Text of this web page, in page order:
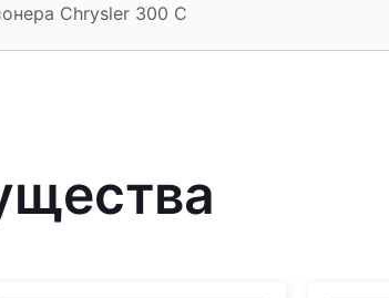
Chrysler 300 C